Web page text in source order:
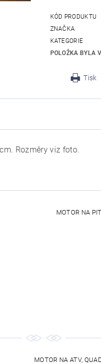
KÓD PRODUKTU
ZNAČKA
KATEGORIE
POLOŽKA BYLA
Tisk
Rozměry viz foto.
MOTOR NA
MOTOR NA ATV,